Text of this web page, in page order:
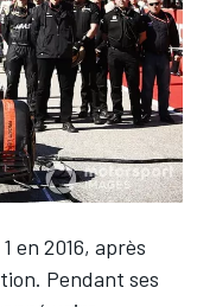
en 2016, après
Pendant ses